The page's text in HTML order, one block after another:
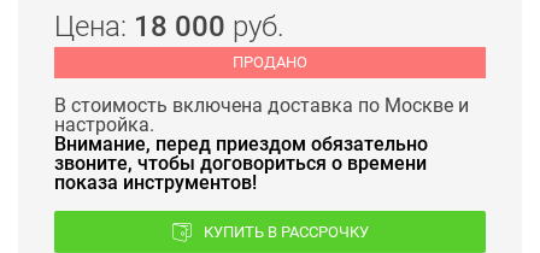
Цена: 18 000 руб.
ПРОДАНО
В стоимость включена доставка по Москве и
настройка.
Внимание, перед приездом обязательно
звоните, чтобы договориться о времени
показа инструментов!
КУПИТЬ В РАССРОЧКУ